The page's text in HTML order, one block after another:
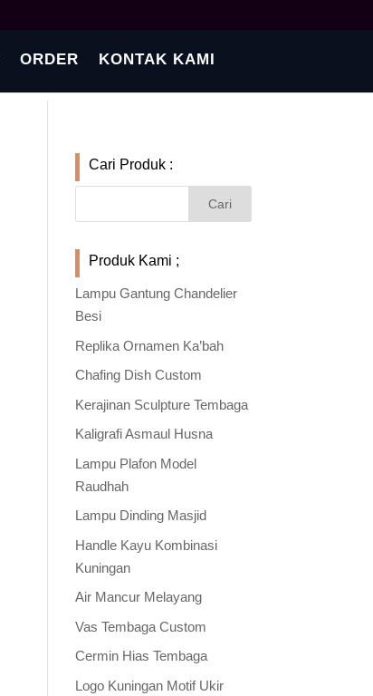
ORDER KONTAK KAMI
Cari Produk :
Produk Kami ;
Lampu Gantung Chandelier
Besi
Replika Ornamen Ka’bah
Chafing Dish Custom
Kerajinan Sculpture Tembaga
Kaligrafi Asmaul Husna
Lampu Plafon Model
Raudhah
Lampu Dinding Masjid
Handle Kayu Kombinasi
Kuningan
Air Mancur Melayang
Vas Tembaga Custom
Cermin Hias Tembaga
Logo Kuningan Motif Ukir